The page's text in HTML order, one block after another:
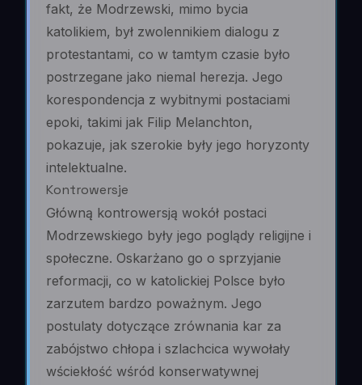
fakt, że Modrzewski, mimo bycia
katolikiem, był zwolennikiem dialogu z
protestantami, co w tamtym czasie było
postrzegane jako niemal herezja. Jego
korespondencja z wybitnymi postaciami
epoki, takimi jak Filip Melanchton,
pokazuje, jak szerokie były jego horyzonty
intelektualne.
Kontrowersje
Główną kontrowersją wokół postaci
Modrzewskiego były jego poglądy religijne i
społeczne. Oskarżano go o sprzyjanie
reformacji, co w katolickiej Polsce było
zarzutem bardzo poważnym. Jego
postulaty dotyczące zrównania kar za
zabójstwo chłopa i szlachcica wywołały
wściekłość wśród konserwatywnej